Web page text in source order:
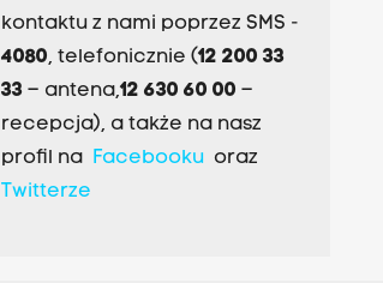
kontaktu z nami poprzez SMS -
4080, telefonicznie (12 200 33
33– antena,12 630 60 00 –
recepcja), a także na nasz
profil na Facebookuoraz
Twitterze